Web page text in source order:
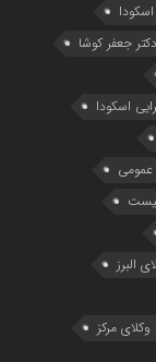
اسکودا
دکتر جعفر کوشا
اسکودا
البرز
وکلای مرکز